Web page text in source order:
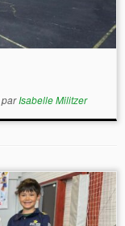
parIsabelle Militzer